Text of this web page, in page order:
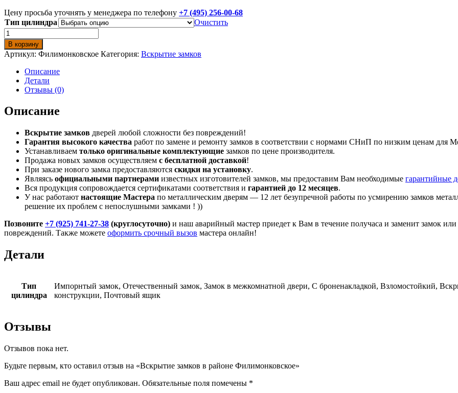
Цену просьба уточнять у менеджера по телефону +7 (495) 256-00-68
Тип цилиндра
Очистить
Количество
товара
Вскрытие
замков
районе
Филимонковское
В корзину
Артикул: Филимонковское Категория: Вскрытие замков
Описание
Детали
Отзывы (0)
Описание
Вскрытие замков дверей любой сложности без повреждений!
Гарантия высокого качества работ по замене и ремонту замков в соответствии с нормами СНиП по низким ценам для
Устанавливаем только оригинальные комплектующие замков по цене производителя.
Продажа новых замков осуществляем с бесплатной доставкой!
При заказе нового замка предоставляются скидки на установку.
Являясь официальными партнерами известных изготовителей замков, мы предоставим Вам необходимые гарантийные
Вся продукция сопровождается сертификатами соответствия и гарантией до 12 месяцев.
У нас работают настоящие Мастера по металлическим дверям — 12 лет безупречной работы по усмирению замков
решение их проблем с непослушными замками ! ))
Позвоните +7 (925) 741-27-38 (круглосуточно) и наш аварийный мастер приедет к Вам в течение получаса и заменит замок
повреждений. Также можете оформить срочный вызов мастера онлайн!
Детали
Тип
цилиндра
Импорнтый замок, Отечественный замок, Замок в межкомнатной двери, С броненакладкой, Взломостойкий,
конструкции, Почтовый ящик
Отзывы
Отзывов пока нет.
Будьте первым, кто оставил отзыв на «Вскрытие замков в районе Филимонковское»
Ваш адрес email не будет опубликован. Обязательные поля помечены *